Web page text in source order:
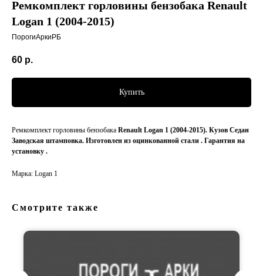
Ремкомплект горловины бензобака Renault
Logan 1 (2004-2015)
ПорогиАркиРБ
60 р.
Купить
Ремкомплект горловины бензобака Renault Logan 1 (2004-2015). Кузов Седан
Заводская штамповка. Изготовлен из оцинкованной стали . Гарантия на
установку .
Марка: Logan 1
Смотрите также